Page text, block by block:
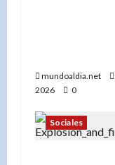
mundoaldia.net
2026
0
Sociales